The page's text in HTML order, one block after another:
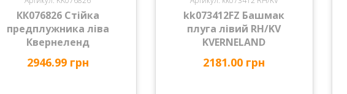
КК076826 Стійка
предплужника ліва
Квернеленд
2946.99 грн
kk073412FZ Башмак
плуга лівий RH/KV
KVERNELAND
2181.00 грн